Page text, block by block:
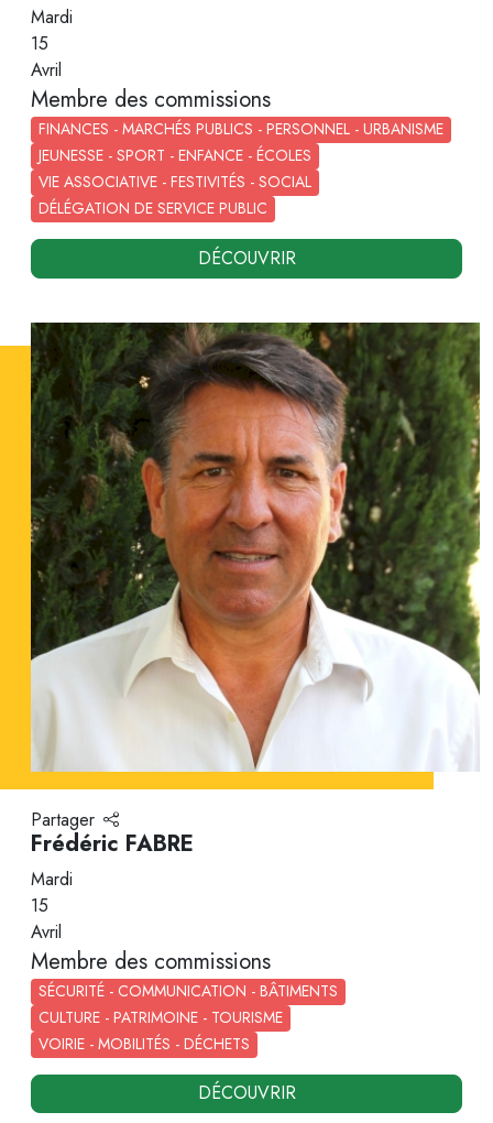
Mardi
15
Avril
Membre des commissions
FINANCES - MARCHÉS PUBLICS - PERSONNEL - URBANISME
JEUNESSE - SPORT - ENFANCE - ÉCOLES
VIE ASSOCIATIVE - FESTIVITÉS - SOCIAL
DÉLÉGATION DE SERVICE PUBLIC
DÉCOUVRIR
Partager
Frédéric FABRE
Mardi
15
Avril
Membre des commissions
SÉCURITÉ - COMMUNICATION - BÂTIMENTS
CULTURE - PATRIMOINE - TOURISME
VOIRIE - MOBILITÉS - DÉCHETS
DÉCOUVRIR